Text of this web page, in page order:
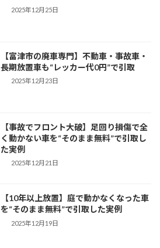
2025年12月25日
【富津市の廃車専門】不動車・事故車・
長期放置車も“レッカー代0円”で引取
2025年12月23日
【事故でフロント大破】足回り損傷で全
く動かない車を“そのまま無料”で引取し
た実例
2025年12月21日
【10年以上放置】庭で動かなくなった車
を“そのまま無料”で引取した実例
2025年12月19日